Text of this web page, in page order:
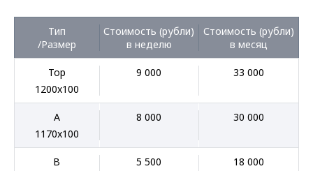
Тип
/Размер
Стоимость (рубли)
в неделю
Стоимость (рубли)
в месяц
Top
1200x100
9 000 33 000
A
1170x100
8 000 30 000
B
5 500 18 000